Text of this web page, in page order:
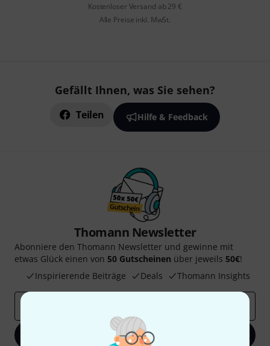
Kostenloser Versand ab 29 €
Alle Preise inkl. MwSt.
Gefällt Ihnen, was Sie sehen?
Teilen Hilfe & Feedback
Thomann Newsletter
Abonniere den Thomann Newsletter und gewinne mit
etwas Glück einen von 50 Gutscheinen über jeweils 50€!
Inspirierende Beiträge
Deals Thomann Insights
Jetzt anmelden